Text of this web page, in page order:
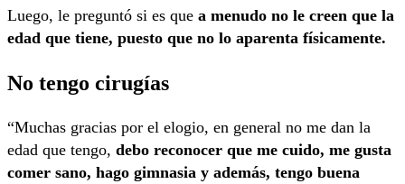
Luego, le preguntó si es que a menudo no le creen que la
edad que tiene, puesto que no lo aparenta físicamente.
No tengo cirugías
“Muchas gracias por el elogio, en general no me dan la
edad que tengo, debo reconocer que me cuido, me gusta
comer sano, hago gimnasia y además, tengo buena